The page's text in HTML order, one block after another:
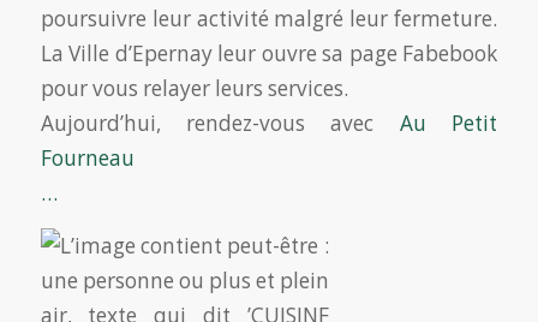
poursuivre leur activité malgré leur fermeture.
La Ville d’Epernay leur ouvre sa page Fabebook
pour vous relayer leurs services.
Aujourd’hui, rendez-vous avec Au Petit
Fourneau
…